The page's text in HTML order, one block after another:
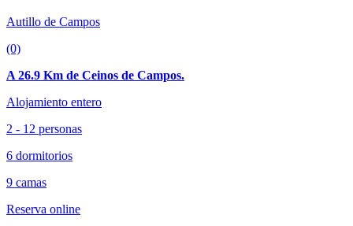
Autillo de Campos
(0)
A 26.9 Km de Ceinos de Campos.
Alojamiento entero
2 - 12 personas
6 dormitorios
9 camas
Reserva online